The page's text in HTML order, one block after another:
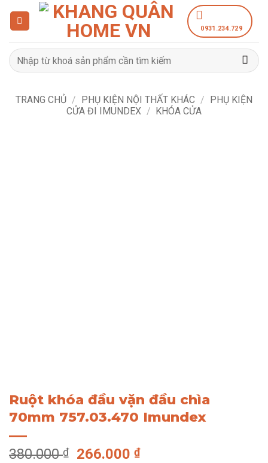
dung
0931.234.729
Tìm
kiếm:
TRANG CHỦ / PHỤ KIỆN NỘI THẤT KHÁC / PHỤ KIỆN
CỬA ĐI IMUNDEX / KHÓA CỬA
Ruột khóa đầu vặn đầu chìa
70mm 757.03.470 Imundex
380.000₫
Giá
266.000₫Giá